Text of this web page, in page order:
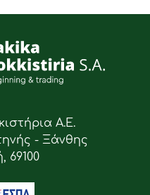
Α.Ε.
- Ξάνθης
69100